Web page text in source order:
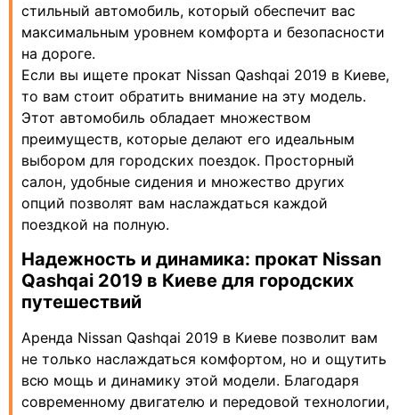
стильный автомобиль, который обеспечит вас
максимальным уровнем комфорта и безопасности
на дороге.
Если вы ищете прокат Nissan Qashqai 2019 в Киеве,
то вам стоит обратить внимание на эту модель.
Этот автомобиль обладает множеством
преимуществ, которые делают его идеальным
выбором для городских поездок. Просторный
салон, удобные сидения и множество других
опций позволят вам наслаждаться каждой
поездкой на полную.
Надежность и динамика: прокат Nissan
Qashqai 2019 в Киеве для городских
путешествий
Аренда Nissan Qashqai 2019 в Киеве позволит вам
не только наслаждаться комфортом, но и ощутить
всю мощь и динамику этой модели. Благодаря
современному двигателю и передовой технологии,